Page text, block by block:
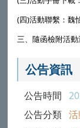
(四)活動聯繫：魏
三、隨函檢附活動
公告資訊
公告時間
公告分類